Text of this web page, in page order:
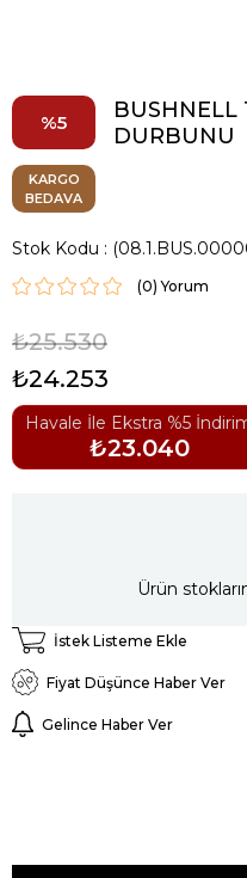
5
BUSHNELL
DURBUNU
KARGO
BEDAVA
Stok Kodu
(0)
₺25.530
₺24.253
Havale İle Ekstra %5
₺23.040
Ürün
İstek Listeme Ekle
Fiyat Düşünce Haber Ver
Gelince Haber Ver